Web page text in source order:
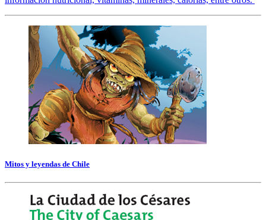
Mitos y leyendas de Chile